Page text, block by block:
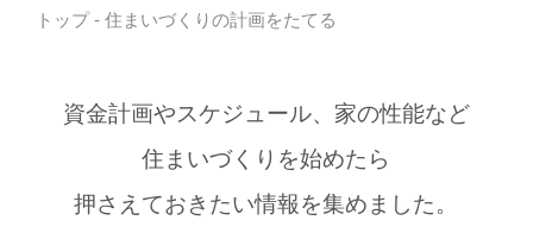
トップ- 住まいづくりの計画をたてる
資金計画やスケジュール、家の性能など
住まいづくりを始めたら
押さえておきたい情報を集めました。